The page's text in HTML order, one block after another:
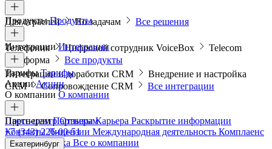
Для отраслей По задачам Все решения
ПродуктыПродукты
Телефония Цифровой сотрудник VoiceBox
Telecom
платформа
Все продукты
ИнтеграцииИнтеграции
Интеграции и доработки CRM
Внедрение и настройка
CRM
Сопровождение CRM Все интеграции
ТарифыТарифы
АкцииАкции
О компании О компании
Пресс-центрОтзывыКарьера Раскрытие информации
КонтактыЛицензии Международная деятельность Комплаенс
и деловая этика Все о компании
ПартнерамПартнерам
+7 (343) 226-00-51
Екатеринбург